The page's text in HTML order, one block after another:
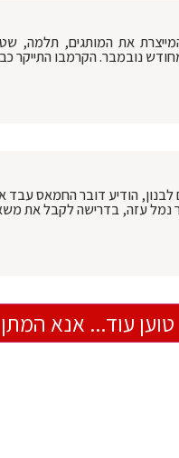
את המותגים, תלמה,
נובמבר. הקרמבו התייקר
הודיע דובר החמאס עבד
נמל עזה, בדרישה לקבל את
טוען עוד... אנא המתן